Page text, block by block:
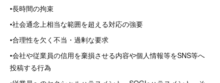
•長時間の拘束
•社会通念上相当な範囲を超える対応の強要
•合理性を欠く不当・過剰な要求
•会社や従業員の信用を棄損させる内容や個人情報等をSNS等へ
投稿する行為